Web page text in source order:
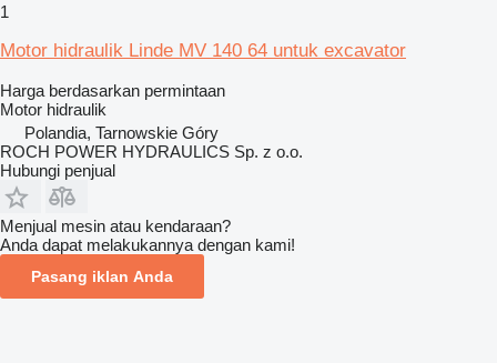
1
Motor hidraulik Linde MV 140 64 untuk excavator
Harga berdasarkan permintaan
Motor hidraulik
Polandia, Tarnowskie Góry
ROCH POWER HYDRAULICS Sp. z o.o.
Hubungi penjual
Menjual mesin atau kendaraan?
Anda dapat melakukannya dengan kami!
Pasang iklan Anda